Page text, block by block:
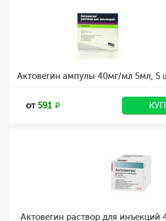
Актовегин ампулы 40мг/мл 5мл, 5
от591
Актовегин раствор для